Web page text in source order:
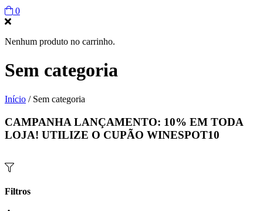
0
Nenhum produto no carrinho.
Sem categoria
Início / Sem categoria
CAMPANHA LANÇAMENTO: 10% EM TODA
LOJA! UTILIZE O CUPÃO WINESPOT10
Filtros